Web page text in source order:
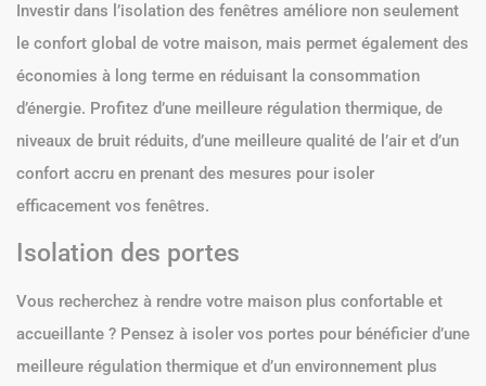
Investir dans l’isolation des fenêtres améliore non seulement
le confort global de votre maison, mais permet également des
économies à long terme en réduisant la consommation
d’énergie. Profitez d’une meilleure régulation thermique, de
niveaux de bruit réduits, d’une meilleure qualité de l’air et d’un
confort accru en prenant des mesures pour isoler
efficacement vos fenêtres.
Isolation des portes
Vous recherchez à rendre votre maison plus confortable et
accueillante ? Pensez à isoler vos portes pour bénéficier d’une
meilleure régulation thermique et d’un environnement plus